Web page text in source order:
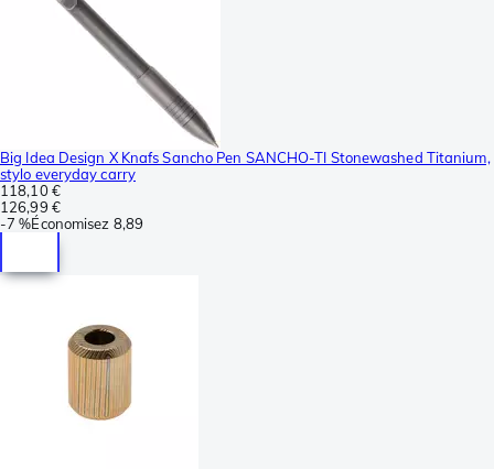
Big Idea Design X Knafs Sancho Pen SANCHO-TI Stonewashed Titanium,
stylo everyday carry
118,10 €
126,99 €
-7 %Économisez 8,89